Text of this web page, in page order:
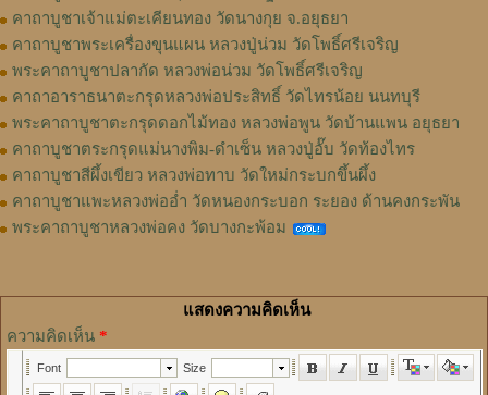
คาถาบูชาเจ้าแม่ตะเคียนทอง วัดนางกุย จ.อยุธยา
คาถาบูชาพระเครื่องขุนแผน หลวงปู่น่วม วัดโพธิ์ศรีเจริญ
พระคาถาบูชาปลากัด หลวงพ่อน่วม วัดโพธิ์ศรีเจริญ
คาถาอาราธนาตะกรุดหลวงพ่อประสิทธิ์ วัดไทรน้อย นนทบุรี
พระคาถาบูชาตะกรุดดอกไม้ทอง หลวงพ่อพูน วัดบ้านแพน อยุธยา
คาถาบูชาตระกรุดแม่นางพิม-ดำเซ็น หลวงปู่อั๊บ วัดท้องไทร
คาถาบูชาสีผึ้งเขียว หลวงพ่อทาบ วัดใหม่กระบกขึ้นผึ้ง
คาถาบูชาแพะหลวงพ่ออ่ำ วัดหนองกระบอก ระยอง ด้านคงกระพัน
พระคาถาบูชาหลวงพ่อคง วัดบางกะพ้อม
แสดงความคิดเห็น
ความคิดเห็น *